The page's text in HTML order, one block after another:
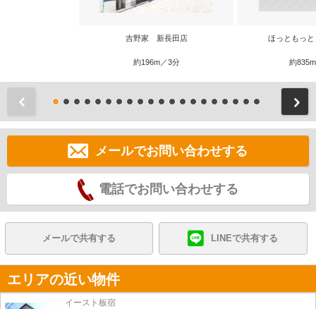
吉野家 新長田店
約196m／3分
ほっともっ
約
メールでお問い合わせする
電話でお問い合わせする
メールで共有する LINEで共有する
エリアの近い物件
イースト板宿